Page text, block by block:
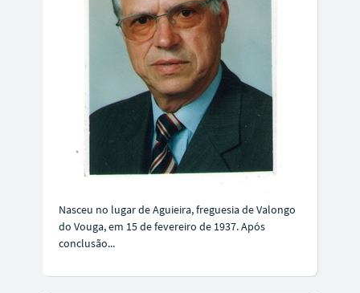
Nasceu no lugar de Aguieira, freguesia de Valongo
do Vouga, em 15 de fevereiro de 1937. Após
conclusão...